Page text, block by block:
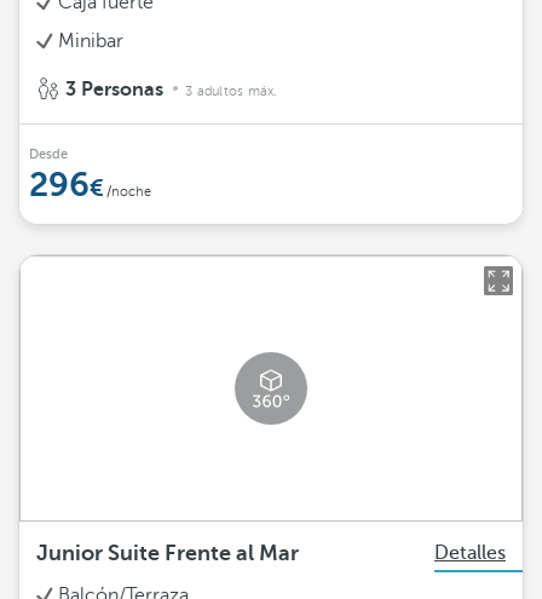
Minibar
3 Personas 3 adultos máx.
Desde
296 /noche
Junior Suite Frente al Mar
Detalles